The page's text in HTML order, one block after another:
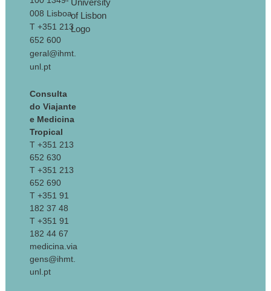
008 Lisboa
T +351 213
652 600
geral@ihmt.
unl.pt
Consulta
do Viajante
e Medicina
Tropical
T +351 213
652 630
T +351 213
652 690
T +351 91
182 37 48
T +351 91
182 44 67
medicina.via
gens@ihmt.
unl.pt